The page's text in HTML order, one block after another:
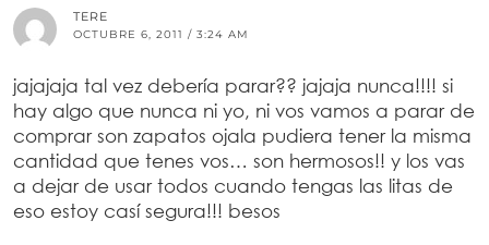
TERE
OCTUBRE 6, 2011 / 3:24 AM
jajajaja tal vez debería parar?? jajaja nunca!!!! si
hay algo que nunca ni yo, ni vos vamos a parar de
comprar son zapatos ojala pudiera tener la misma
cantidad que tenes vos… son hermosos!! y los vas
a dejar de usar todos cuando tengas las litas de
eso estoy casí segura!!! besos